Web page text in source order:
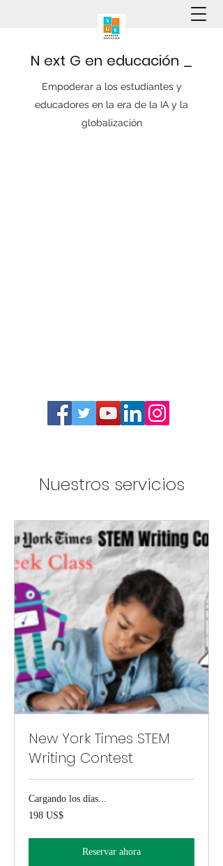
N ext G en educación _
Empoderar a los estudiantes y
educadores en la era de la IA y la
globalización
Nuestros servicios
New York Times STEM
Writing Contest
Cargando los días...
198
dólares
198 US$
Reservar ahora